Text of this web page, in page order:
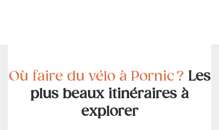
Où faire du vélo à Pornic ? Les
plus beaux itinéraires à
explorer